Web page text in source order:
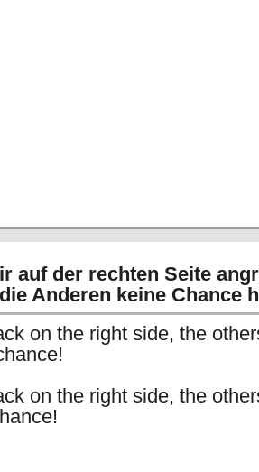
auf der rechten Seite
Anderen keine Chance
on the right side, the
on the right side, the